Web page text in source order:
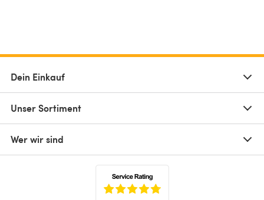
Dein Einkauf
Unser Sortiment
Wer wir sind